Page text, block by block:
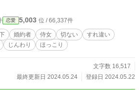
てに波打ち際に打ち上げられた、妄想スイマー
とお身体を妄想で癒やして頂けますと泳ぎ甲斐
誤字脱字を修復すべく激しい微修正が入りま
」とご笑覧下さい。
恋愛 5,003 位 / 66,337件
婚約者 侍女 切ない
すれ違い
じんわり ほっこり
文字数 16,517
最終更新日 2024.05.24
登録日 2024.05.22